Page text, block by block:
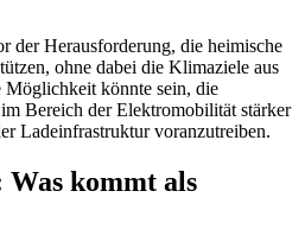
der Herausforderung, die heimische
ohne dabei die Klimaziele aus
könnte sein, die
Bereich der Elektromobilität stärker
Ladeinfrastruktur voranzutreiben.
kommt als